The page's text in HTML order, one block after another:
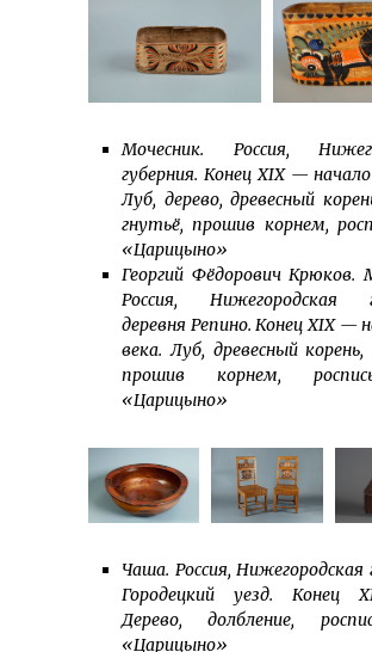
Мочесник. Россия,
губерния. Конец XIX —
Луб, дерево, древесный
гнутьё, прошив корнем,
«Царицыно»
Георгий Фёдорович Крюков.
Россия, Нижегородская
деревня Репино. Конец XIX —
века. Луб, древесный корень,
прошив корнем,
«Царицыно»
Чаша. Россия, Нижегородская
Городецкий уезд. Конец
Дерево, долбление,
«Царицыно»